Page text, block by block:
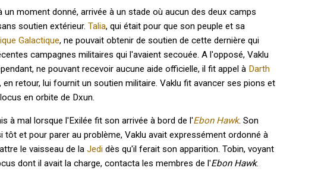
un moment donné, arrivée à un stade où aucun des deux camps
soutien extérieur.Talia, qui était pour que son peuple et sa
Galactique, ne pouvait obtenir de soutien de cette dernière qui
campagnes militaires qui l'avaient secouée. A l'opposé, Vaklu
ne pouvant recevoir aucune aide officielle, il fit appel à Darth
en retour, lui fournit un soutien militaire. Vaklu fit avancer ses pions et
en orbite de Dxun.
à mal lorsque l'Exilée fit son arrivée à bord de l'Ebon Hawk. Son
tôt et pour parer au problème, Vaklu avait expressément ordonné à
le vaisseau de laJedi dès qu'il ferait son apparition. Tobin, voyant
dont il avait la charge, contacta les membres de l'Ebon Hawk.